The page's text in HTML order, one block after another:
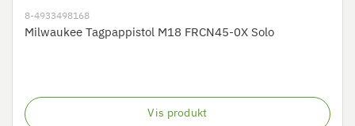
8-4933498168
Milwaukee Tagpappistol M18 FRCN45-0X Solo
Vis produkt